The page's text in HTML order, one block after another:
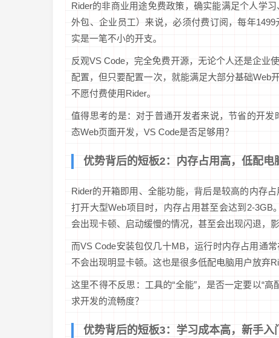
Rider的非商业用途免费政策，确实能满足个人学
外包、企业员工）来说，必须付费订阅，每年
实是一笔不小的开支。
反观VS Code，完全免费开源，无论个人还是企业
配置，但只要配置一次，就能满足大部分基础Web
不愿付费使用Rider。
值得思考的是：对于普通开发者来说，节省的开
态Web页面开发，VS Code是否足够用？
优势背后的短板2：内存占用高，低配电
Rider的开箱即用、全能功能，背后是较高的内存
打开大型Web项目时，内存占用甚至会达到2-
会出现卡顿、启动缓慢的情况，甚至会出现闪退，影
而VS Code安装包仅几十MB，运行时内存占用通
不会出现明显卡顿。这也是很多低配电脑用户放弃
这里不得不反思：工具的“全能”，是否一定要以“
求开发的流畅度？
优势背后的短板3：学习成本高，新手入